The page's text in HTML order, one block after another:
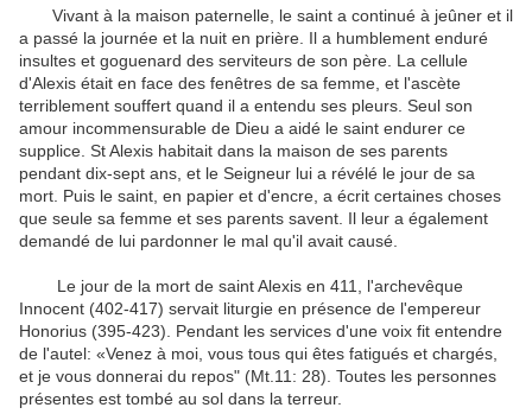
Vivant à la maison paternelle, le saint a continué à jeûner et il
a passé la journée et la nuit en prière. Il a humblement enduré
insultes et goguenard des serviteurs de son père. La cellule
d'Alexis était en face des fenêtres de sa femme, et l'ascète
terriblement souffert quand il a entendu ses pleurs. Seul son
amour incommensurable de Dieu a aidé le saint endurer ce
supplice. St Alexis habitait dans la maison de ses parents
pendant dix-sept ans, et le Seigneur lui a révélé le jour de sa
mort. Puis le saint, en papier et d'encre, a écrit certaines choses
que seule sa femme et ses parents savent. Il leur a également
demandé de lui pardonner le mal qu'il avait causé.
Le jour de la mort de saint Alexis en 411, l'archevêque
Innocent (402-417) servait liturgie en présence de l'empereur
Honorius (395-423).
Pendant les services d'une voix fit entendre
de l'autel: «Venez à moi, vous tous qui êtes fatigués et chargés,
et je vous donnerai du repos" (Mt.11: 28). Toutes les personnes
présentes est tombé au sol dans la terreur.